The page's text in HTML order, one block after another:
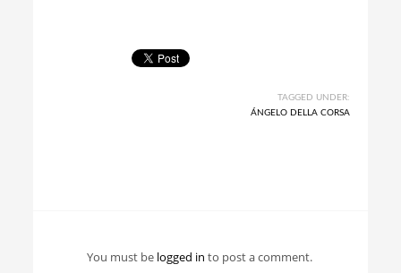
TAGGED UNDER:
ÁNGELO DELLA CORSA
You must be logged into post a comment.